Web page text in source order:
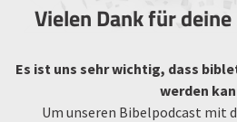
Vielen Dank für
Es ist uns sehr wichtig, dass
werden
Um unseren Bibelpodcast mit